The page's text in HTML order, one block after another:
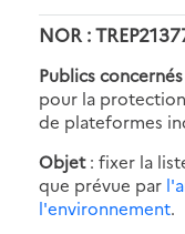
NOR :
Publics concernés
pour la
de plateformes
Objet: fixer la
que prévue par
l'environnement.